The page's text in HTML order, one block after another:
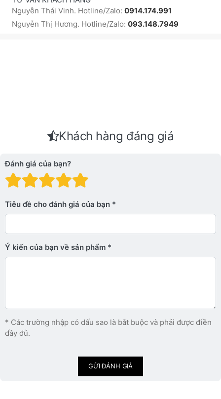
Nguyễn Thái Vinh. Hotline/Zalo: 0914.174.991
Nguyễn Thị Hương. Hotline/Zalo: 093.148.7949
Khách hàng đáng giá
Đánh giá của bạn?
Đánh giá: 4 trên 5
Đánh giá: 3 trên 5 sao.
Đánh giá: 2 trên 5 sao.
Đánh giá: 1 trên 5 sao. Xấu
Tiêu đề cho đánh giá của bạn
Ý kiến ​​của bạn về sản phẩm
* Các trường nhập có dấu sao là bắt buộc và phải được điền
đầy đủ.
GỬI ĐÁNH GIÁ